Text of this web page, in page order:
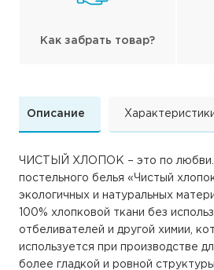
Как забрать товар?
Описание
ЧИСТЫЙ ХЛОПОК – это по
постельного белья «Чистый
экологичных и натуральных
100% хлопковой ткани без
отбеливателей и другой химии,
используется при производстве
более гладкой и ровной